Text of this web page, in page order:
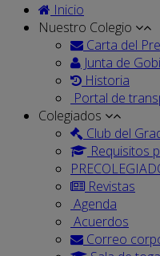
Inicio
Nuestro Colegio
Carta del
Junta de
Historia
Portal de
Colegiados
Club del
Requisitos
Revistas
Agenda
Acuerdos
Correo